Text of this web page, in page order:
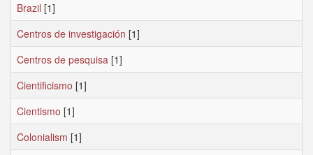
Brazil [1]
Centros de investigación [1]
Centros de pesquisa [1]
Cientificismo [1]
Cientismo [1]
Colonialism [1]